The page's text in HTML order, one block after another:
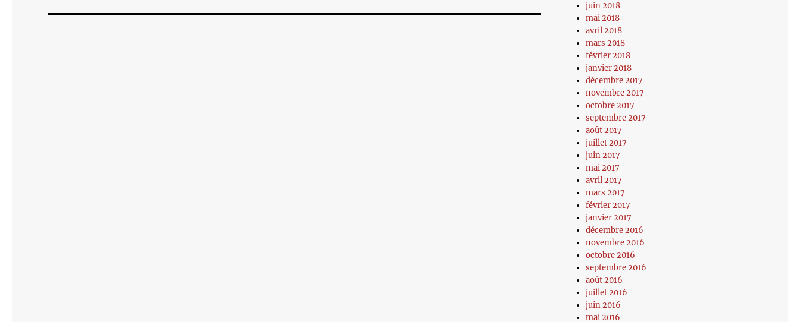
juin 2018
mai 2018
avril 2018
mars 2018
février 2018
janvier 2018
décembre 2017
novembre 2017
octobre 2017
septembre 2017
août 2017
juillet 2017
juin 2017
mai 2017
avril 2017
mars 2017
février 2017
janvier 2017
décembre 2016
novembre 2016
octobre 2016
septembre 2016
août 2016
juillet 2016
juin 2016
mai 2016